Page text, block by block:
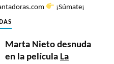
¡Súmate¡
Marta Nieto desnuda
en la película La